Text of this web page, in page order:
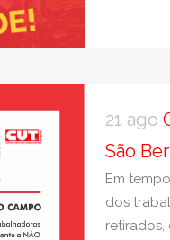
21 ago
São
Em
dos
retirados,